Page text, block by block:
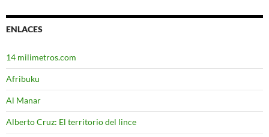
ENLACES
14 milimetros.com
Afribuku
Al Manar
Alberto Cruz: El territorio del lince